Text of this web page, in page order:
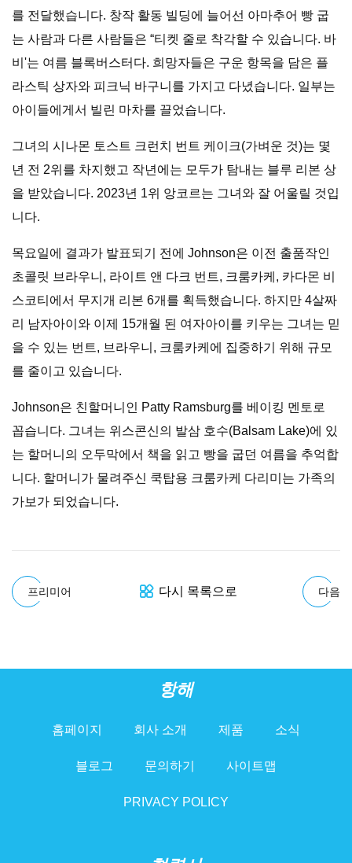
를 전달했습니다. 창작 활동 빌딩에 늘어선 아마추어 빵 굽
는 사람과 다른 사람들은 “티켓 줄로 착각할 수 있습니다. 바
비'는 여름 블록버스터다. 희망자들은 구운 항목을 담은 플
라스틱 상자와 피크닉 바구니를 가지고 다녔습니다. 일부는
아이들에게서 빌린 마차를 끌었습니다.
그녀의 시나몬 토스트 크런치 번트 케이크(가벼운 것)는 몇
년 전 2위를 차지했고 작년에는 모두가 탐내는 블루 리본 상
을 받았습니다. 2023년 1위 앙코르는 그녀와 잘 어울릴 것입
니다.
목요일에 결과가 발표되기 전에 Johnson은 이전 출품작인
초콜릿 브라우니, 라이트 앤 다크 번트, 크룸카케, 카다몬 비
스코티에서 무지개 리본 6개를 획득했습니다. 하지만 4살짜
리 남자아이와 이제 15개월 된 여자아이를 키우는 그녀는 믿
을 수 있는 번트, 브라우니, 크룸카케에 집중하기 위해 규모
를 줄이고 있습니다.
Johnson은 친할머니인 Patty Ramsburg를 베이킹 멘토로
꼽습니다. 그녀는 위스콘신의 발삼 호수(Balsam Lake)에 있
는 할머니의 오두막에서 책을 읽고 빵을 굽던 여름을 추억합
니다. 할머니가 물려주신 쿡탑용 크룸카케 다리미는 가족의
가보가 되었습니다.
프리미어 다시 목록으로 다음
항해
홈페이지 회사 소개 제품 소식
블로그 문의하기 사이트맵
PRIVACY POLICY